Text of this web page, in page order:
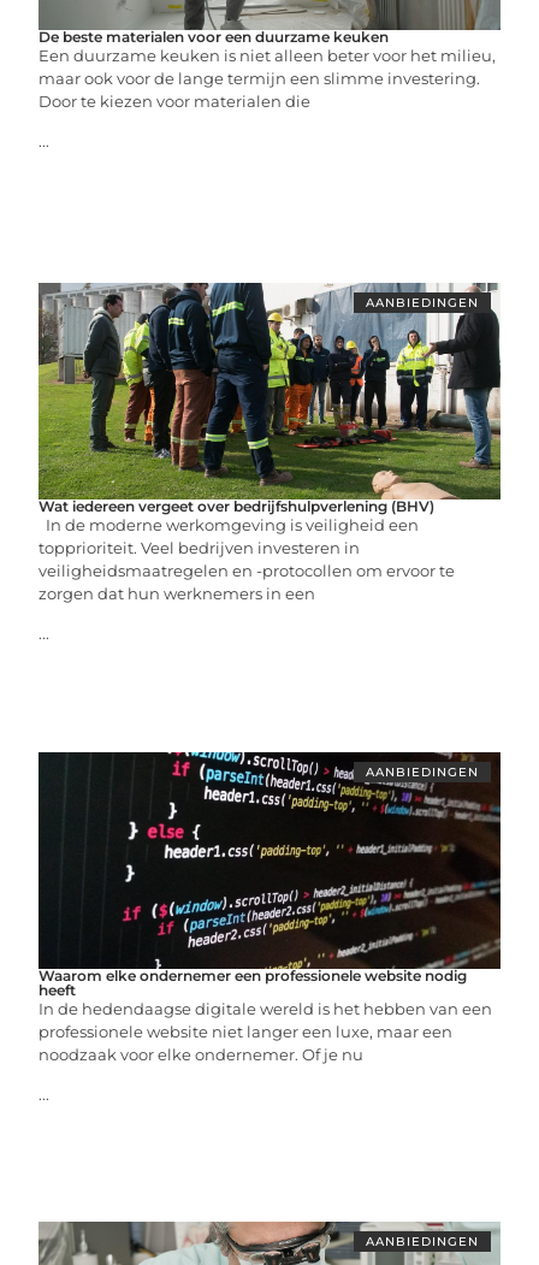
De beste materialen voor een duurzame keuken
Een duurzame keuken is niet alleen beter voor het milieu,
maar ook voor de lange termijn een slimme investering.
Door te kiezen voor materialen die
...
AANBIEDINGEN
Wat iedereen vergeet over bedrijfshulpverlening (BHV)
In de moderne werkomgeving is veiligheid een
topprioriteit. Veel bedrijven investeren in
veiligheidsmaatregelen en -protocollen om ervoor te
zorgen dat hun werknemers in een
...
AANBIEDINGEN
Waarom elke ondernemer een professionele website nodig
heeft
In de hedendaagse digitale wereld is het hebben van een
professionele website niet langer een luxe, maar een
noodzaak voor elke ondernemer. Of je nu
...
AANBIEDINGEN